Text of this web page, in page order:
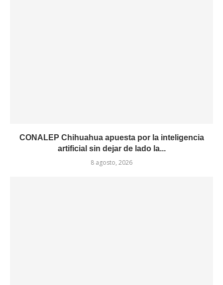
CONALEP Chihuahua apuesta por la inteligencia
artificial sin dejar de lado la...
8 agosto, 2026